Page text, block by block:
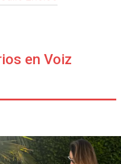
en Voiz